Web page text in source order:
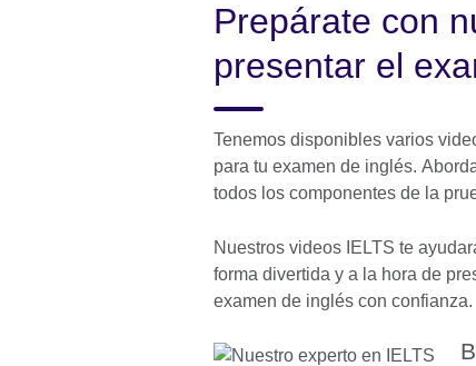
Prepárate con
presentar el
Tenemos disponibles varios
para tu examen de inglés.
todos los componentes de la
Nuestros videos IELTS te
forma divertida y a la hora de
examen de inglés con confianza.